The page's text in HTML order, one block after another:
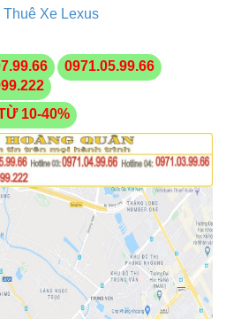
Xe Lexus
0971.05.99.66
10-40%